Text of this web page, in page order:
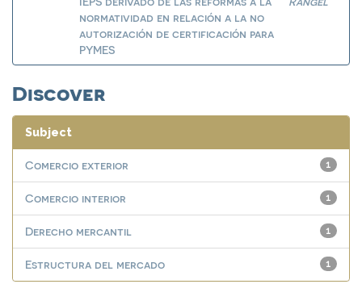
normatividad en relación a la no
autorización de certificación para
PYMES
Discover
Subject
1
Comercio exterior
1
Comercio interior
1
Derecho mercantil
1
Estructura del mercado